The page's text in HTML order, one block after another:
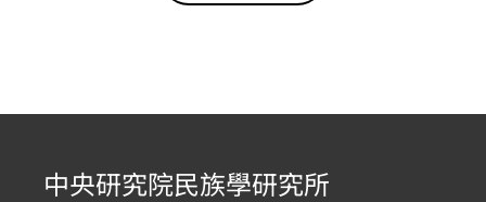
中央研究院民族學研究所